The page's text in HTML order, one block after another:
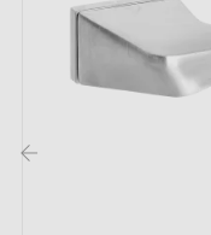
Adaptateurs de
Deux tiges
pour la Belgique,